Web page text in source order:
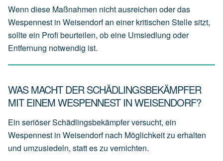
Wenn diese Maßnahmen nicht ausreichen oder das
Wespennest in Weisendorf an einer kritischen Stelle sitzt,
sollte ein Profi beurteilen, ob eine Umsiedlung oder
Entfernung notwendig ist.
WAS MACHT DER SCHÄDLINGSBEKÄMPFER
MIT EINEM WESPENNEST IN WEISENDORF?
Ein seriöser Schädlingsbekämpfer versucht, ein
Wespennest in Weisendorf nach Möglichkeit zu erhalten
und umzusiedeln, statt es zu vernichten.